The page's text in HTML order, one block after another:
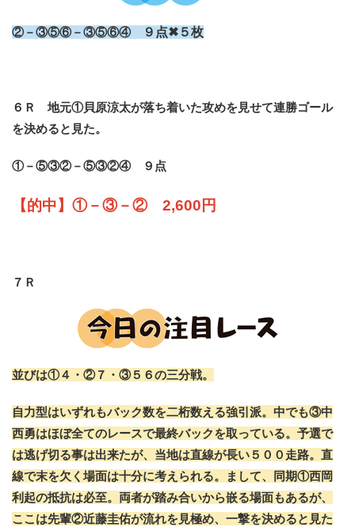
②－③⑤⑥－③⑤⑥④ ９点✖５枚
６Ｒ 地元①貝原涼太が落ち着いた攻めを見せて連勝ゴール
を決めると見た。
①－⑤③②－⑤③②④ ９点
【的中】①－③－② 2,600円
７Ｒ
並びは①４・②７・③５６の三分戦。
自力型はいずれもバック数を二桁数える強引派。中でも③中
西勇はほぼ全てのレースで最終バックを取っている。予選で
は逃げ切る事は出来たが、当地は直線が長い５００走路。直
線で末を欠く場面は十分に考えられる。まして、同期①西岡
利起の抵抗は必至。両者が踏み合いから嵌る場面もあるが、
ここは先輩②近藤圭佑が流れを見極め、一撃を決めると見た